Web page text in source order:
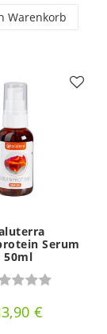
Warenkorb
Serum
50ml
€